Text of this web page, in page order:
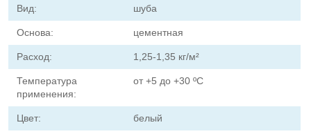
Вид: шуба
Основа: цементная
Расход: 1,25-1,35 кг/м²
Температура
применения:
от +5 до +30 ºC
Цвет: белый